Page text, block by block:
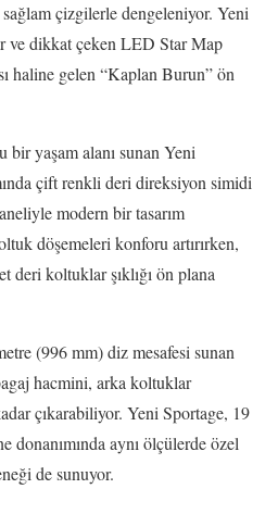
çizgilerle dengeleniyor. Yeni
ve dikkat çeken LED Star Map
haline gelen “Kaplan Burun” ön
yaşam alanı sunan Yeni
çift renkli deri direksiyon simidi
modern bir tasarım
döşemeleri konforu artırırken,
deri koltuklar şıklığı ön plana
(996 mm) diz mesafesi sunan
hacmini, arka koltuklar
çıkarabiliyor. Yeni Sportage, 19
aynı ölçülerde özel
de sunuyor.